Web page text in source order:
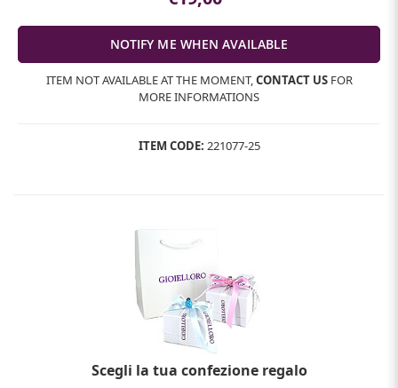
ITEM NOT AVAILABLE AT THE MOMENT,CONTACT USFOR
MORE INFORMATIONS
ITEM CODE: 221077-25
Scegli la tua confezione regalo